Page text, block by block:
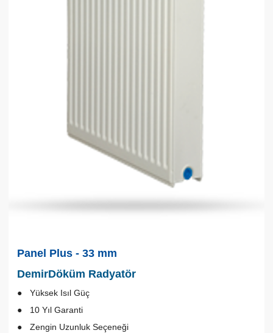
Panel Plus - 33 mm
DemirDöküm Radyatör
Yüksek Isıl Güç
10 Yıl Garanti
Zengin Uzunluk Seçeneği